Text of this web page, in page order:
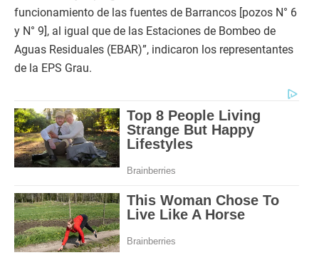
funcionamiento de las fuentes de Barrancos [pozos N° 6
y N° 9], al igual que de las Estaciones de Bombeo de
Aguas Residuales (EBAR)”, indicaron los representantes
de la EPS Grau.